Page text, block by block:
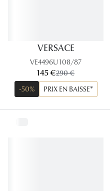
VERSACE
VE4496U 108/87
maintenant:
145 €ancien prix:
290 €
-50%
PRIX EN BAISSE*